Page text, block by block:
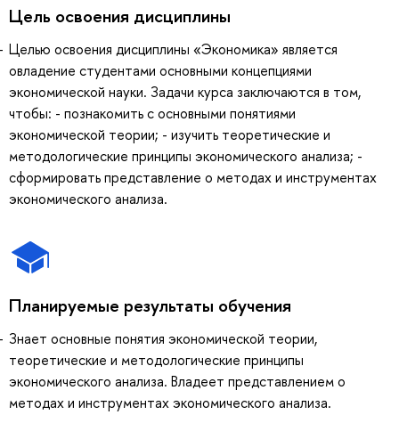
Цель освоения дисциплины
Целью освоения дисциплины «Экономика» является
овладение студентами основными концепциями
экономической науки. Задачи курса заключаются в том,
чтобы: - познакомить с основными понятиями
экономической теории; - изучить теоретические и
методологические принципы экономического анализа; -
сформировать представление о методах и инструментах
экономического анализа.
Планируемые результаты обучения
Знает основные понятия экономической теории,
теоретические и методологические принципы
экономического анализа. Владеет представлением о
методах и инструментах экономического анализа.